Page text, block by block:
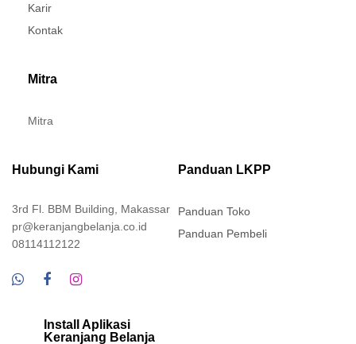
Karir
Kontak
Mitra
Mitra
Hubungi Kami
3rd Fl. BBM Building, Makassar
pr@keranjangbelanja.co.id
08114112122
Panduan LKPP
Panduan Toko
Panduan Pembeli
Install Aplikasi
Keranjang Belanja